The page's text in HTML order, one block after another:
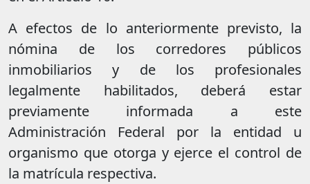
A efectos de lo anteriormente previsto, la
nómina de los corredores públicos
inmobiliarios y de los profesionales
legalmente habilitados, deberá estar
previamente informada a este
Administración Federal por la entidad u
organismo que otorga y ejerce el control de
la matrícula respectiva.